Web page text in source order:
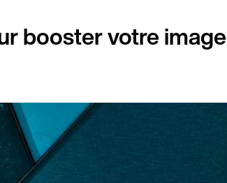
booster votre image